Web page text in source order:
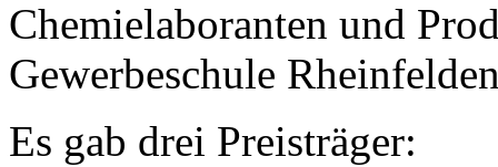
Chemielaboranten und
Gewerbeschule
Es gab drei Preisträger: